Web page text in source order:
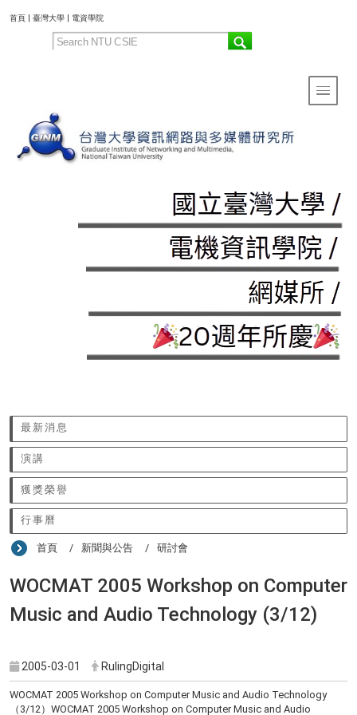
首頁 | 臺灣大學 | 電資學院
最新消息
演講
獲獎榮譽
行事曆
首頁 新聞與公告 研討會
WOCMAT 2005 Workshop on Computer
Music and Audio Technology (3/12)
2005-03-01 RulingDigital
WOCMAT 2005 Workshop on Computer Music and Audio Technology
（3/12）WOCMAT 2005 Workshop on Computer Music and Audio